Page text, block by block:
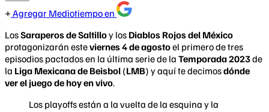
Agregar Mediotiempo en
LosSaraperos de Saltilloy los Diablos Rojos del México
protagonizarán esteviernes 4 de agostoel primero de tres
episodios pactados en la última serie de la Temporada 2023de
la Liga Mexicana de Beisbol (LMB) y aquí te decimosdónde
ver el juego de hoy en vivo.
Los playoffs están a la vuelta de la esquina y la